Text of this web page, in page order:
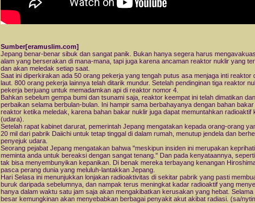
Sumber[eramuslim.com]
Jepang benar-benar sibuk dan sangat panik. Bukan hanya segera harus
alam yang berserakan di mana-mana, tapi juga karena ancaman reaktor nuklir yang
dan akan meledak setiap saat.
Saat ini diperkirakan ada 50 orang pekerja yang tengah putus asa menjaga inti reaktor
laut. 800 orang pekerja lainnya telah ditarik mundur. Setelah pendinginan tiga reaktor
pekerja berjuang untuk memadamkan api di reaktor nomor 4.
Bahkan sebelum gempa bumi dan tsunami saja, reaktor keempat ini telah dimatikan
perbaikan selama berbulan-bulan. Ini hampir sama berbahayanya dengan bahan
reaktor ketika meledak, karena bahan bakar nuklir juga dapat memuntahkan radioaktif
(udara).
Setelah rapat kabinet darurat, pemerintah Jepang mengatakan kepada orang-orang
20 mil dari pabrik Daiichi untuk tetap tinggal di dalam rumah, menutup jendela dan
penyejuk udara.
Seorang pejabat Jepang mengatakan bahwa "meskipun insiden ini merupakan
meminta anda untuk bereaksi dengan sangat tenang." Dan pada kenyataannya,
tak bisa menyembunyikan kepanikan. Di benak mereka terbayang kenangan
pasca perang dunia yang meluluh-lantakkan Jepang.
Hari Selasa ini menunjukkan lonjakan radioaktivitas di sekitar pabrik yang pasti
buruk daripada sebelumnya, dan nampak terus meningkat kadar radioaktif yang
hanya dalam waktu satu jam saja akan mengakibatkan kerusakan yang hebat. Selama
besar kemungkinan akan menyebabkan berbagai penyakit akut akibat radiasi. (sa/